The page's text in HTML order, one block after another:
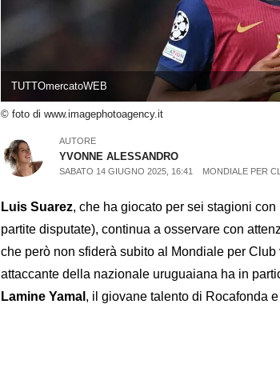
TUTTOmercatoWEB
© foto di www.imagephotoagency.it
AUTORE
YVONNE ALESSANDRO
SABATO 14 GIUGNO 2025, 16:41 MONDIALE PER
Luis Suarez, che ha giocato per sei stagioni
partite disputate), continua a osservare con
che però non sfiderà subito al Mondiale per
attaccante della nazionale uruguaiana ha in
Lamine Yamal , il giovane talento di Rocafonda